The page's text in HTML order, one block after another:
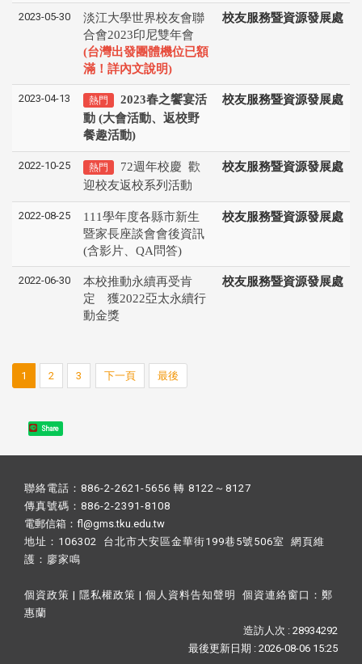
2023-05-30
淡江大學世界校友會聯
合會2023印尼雙年會
(台灣出發團體機位已額
滿！詳內文說明)
校友服務暨資源發展處
2023-04-13 熱門
2023春之饗宴活
動 (大會活動、返校野
餐趣活動)
校友服務暨資源發展處
2022-10-25 熱門
72週年校慶 歡
迎校友返校系列活動
校友服務暨資源發展處
2022-08-25
111學年度各縣市新生
暨家長座談會會後資訊
(含影片、QA問答)
校友服務暨資源發展處
2022-06-30
本校推動永續再受肯
定 獲2022亞太永續行
動金獎
校友服務暨資源發展處
1 2 3 下一頁 最後
Share
聯絡電話：886-2-2621-5656 轉 8122～8127
傳真號碼：886-2-2391-8108
電郵信箱：fl@gms.tku.edu.tw
地址：106302 台北市大安區金華街199巷5號506室 網頁維
護： 廖家鳴​
個資政策 | 隱私權政策 | 個人資料告知聲明 個資連絡窗口： 鄭
惠蘭
造訪人次 : 28934292
最後更新日期 :2026-08-06 15:25